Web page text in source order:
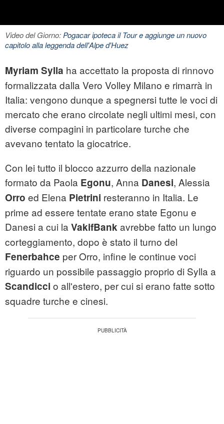
Video del Giorno:Pogacar ipoteca il Tour e aggiunge un nuovo
capitolo alla leggenda dell'Alpe d'Huez
Myriam Sylla ha accettato la proposta di rinnovo
formalizzata dalla Vero Volley Milano e rimarrà in
Italia: vengono dunque a spegnersi tutte le voci di
mercato che erano circolate negli ultimi mesi, con
diverse compagini in particolare turche che
avevano tentato la giocatrice.
Con lei tutto il blocco azzurro della nazionale
formato da Paola Egonu, Anna Danesi, Alessia
Orro ed Elena Pietrini resteranno in Italia. Le
prime ad essere tentate erano state Egonu e
Danesi a cui la VakifBankavrebbe fatto un lungo
corteggiamento, dopo è stato il turno del
Fenerbahce per Orro, infine le continue voci
riguardo un possibile passaggio proprio di Sylla a
Scandicci o all'estero, per cui si erano fatte sotto
squadre turche e cinesi.